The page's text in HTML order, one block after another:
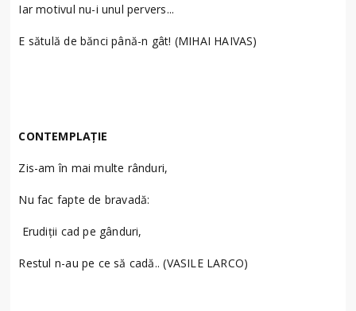
Iar motivul nu-i unul pervers...
E sătulă de bănci până-n gât! (MIHAI HAIVAS)
CONTEMPLAȚIE
Zis-am în mai multe rânduri,
Nu fac fapte de bravadă:
Erudiţii cad pe gânduri,
Restul n-au pe ce să cadă.. (VASILE LARCO)